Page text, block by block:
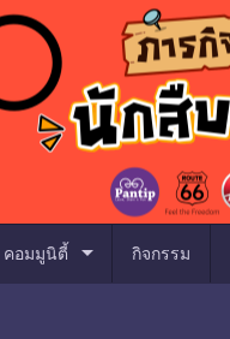
คอมมูนิตี้ arrow_drop_down กิจกรรม